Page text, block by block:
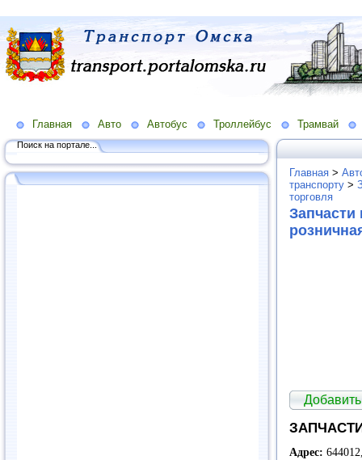
Главная Авто Автобус Троллейбус Трамвай
Поиск на портале...
Главная >
транспорту >
торговля
Адрес: